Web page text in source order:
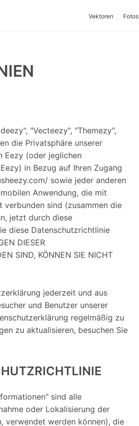
Vektoren Fotos
"Vecteezy", "Themezy",
die Privatsphäre unserer
Eezy (oder jeglichen
in Bezug auf Ihren Zugang
sowie jeder anderen
Anwendung, die mit
sind (zusammen die
jetzt durch diese
diese Datenschutzrichtlinie
DIESER
SIND, KÖNNEN SIE NICHT
jederzeit und aus
und Benutzer unserer
regelmäßig zu
zu aktualisieren, besuchen Sie
sind alle
oder Lokalisierung der
verwendet werden können), die